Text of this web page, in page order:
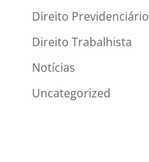
Direito Previdenciário
Direito Trabalhista
Notícias
Uncategorized